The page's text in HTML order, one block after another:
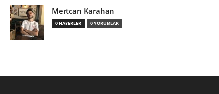
Mertcan Karahan
0 HABERLER 0 YORUMLAR